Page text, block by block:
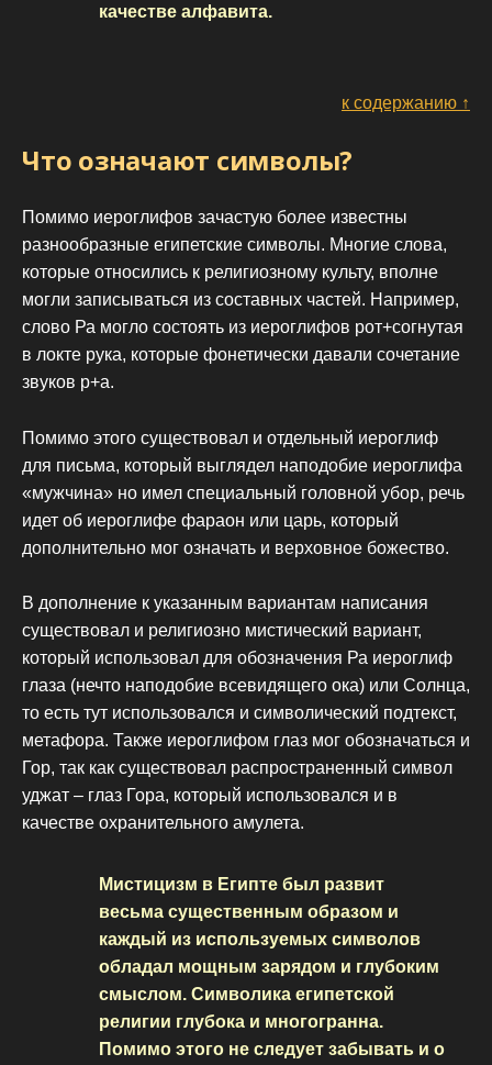
качестве алфавита.
к содержанию ↑
Что означают символы?
Помимо иероглифов зачастую более известны
разнообразные египетские символы. Многие слова,
которые относились к религиозному культу, вполне
могли записываться из составных частей. Например,
слово Ра могло состоять из иероглифов рот+согнутая
в локте рука, которые фонетически давали сочетание
звуков р+а.
Помимо этого существовал и отдельный иероглиф
для письма, который выглядел наподобие иероглифа
«мужчина» но имел специальный головной убор, речь
идет об иероглифе фараон или царь, который
дополнительно мог означать и верховное божество.
В дополнение к указанным вариантам написания
существовал и религиозно мистический вариант,
который использовал для обозначения Ра иероглиф
глаза (нечто наподобие всевидящего ока) или Солнца,
то есть тут использовался и символический подтекст,
метафора. Также иероглифом глаз мог обозначаться и
Гор, так как существовал распространенный символ
уджат – глаз Гора, который использовался и в
качестве охранительного амулета.
Мистицизм в Египте был развит
весьма существенным образом и
каждый из используемых символов
обладал мощным зарядом и глубоким
смыслом. Символика египетской
религии глубока и многогранна.
Помимо этого не следует забывать и о